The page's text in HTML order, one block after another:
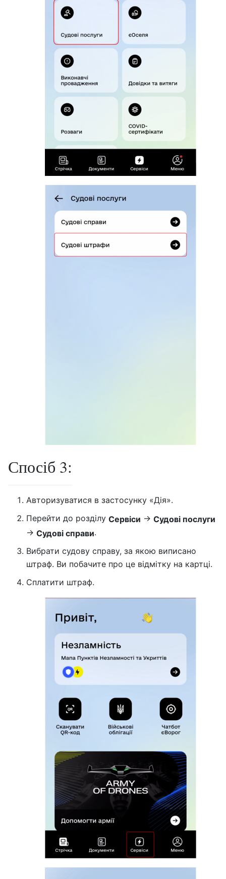
Спосіб 3:
Авторизуватися в застосунку «Дія».
Перейти до розділу Сервіси → Судові послуги
→ Судові справи.
Вибрати судову справу, за якою виписано
штраф. Ви побачите про це відмітку на картці.
Сплатити штраф.